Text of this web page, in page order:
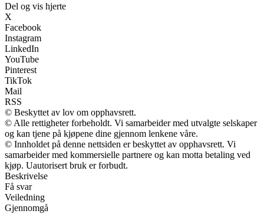
Del og vis hjerte
X
Facebook
Instagram
LinkedIn
YouTube
Pinterest
TikTok
Mail
RSS
© Beskyttet av lov om opphavsrett.
© Alle rettigheter forbeholdt. Vi samarbeider med utvalgte selskaper
og kan tjene på kjøpene dine gjennom lenkene våre.
© Innholdet på denne nettsiden er beskyttet av opphavsrett. Vi
samarbeider med kommersielle partnere og kan motta betaling ved
kjøp. Uautorisert bruk er forbudt.
Beskrivelse
Få svar
Veiledning
Gjennomgå